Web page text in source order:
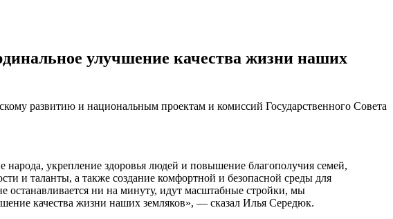
улучшение качества жизни наших
развитию и национальным проектам и комиссий Государственного Совета
укрепление здоровья людей и повышение благополучия семей,
и таланты, а также создание комфортной и безопасной среды для
останавливается ни на минуту, идут масштабные стройки, мы
качества жизни наших земляков», — сказал Илья Середюк.